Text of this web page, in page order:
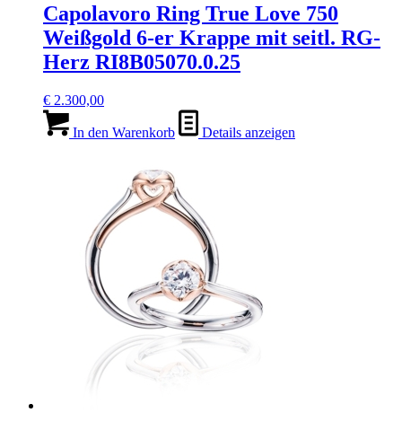
Capolavoro Ring True Love 750
Weißgold 6-er Krappe mit seitl. RG-
Herz RI8B05070.0.25
€ 2.300,00
In den Warenkorb Details anzeigen